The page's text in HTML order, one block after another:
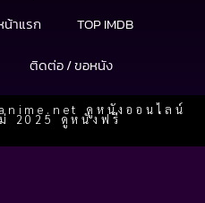
น้าแรก
TOP IMDB
ติดต่อ / ขอหนัง
ดูหนังออนไลน์
2025 ดูหนังฟรี